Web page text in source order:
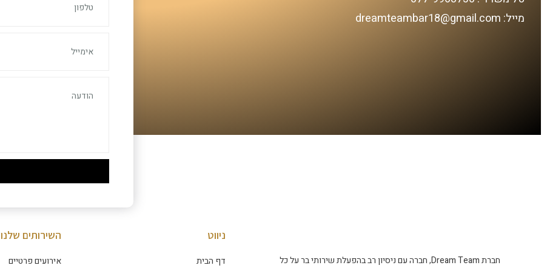
מייל: dreamteambar18@gmail.com
חברת Dream Team, חברה עם ניסיון רב בהפעלת שירותי בר על כל
ניווט
דף הבית
השירותים שלנו
אירועים פרטיים